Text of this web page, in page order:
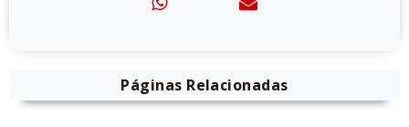
Páginas Relacionadas